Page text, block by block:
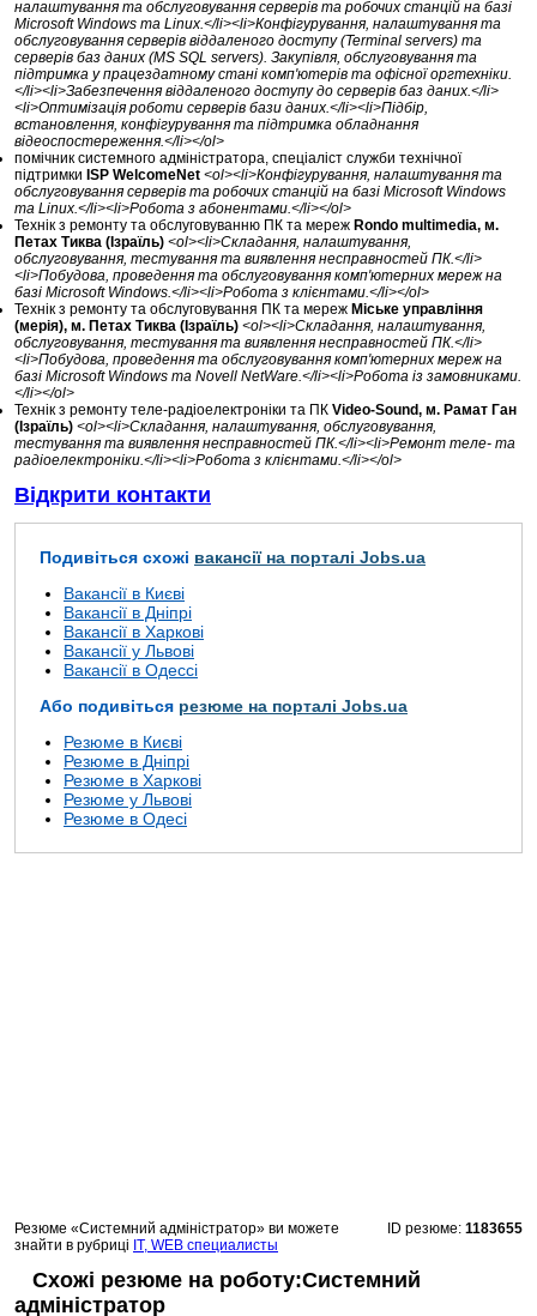
налаштування та обслуговування серверів та робочих станцій на базі
Microsoft Windows та Linux.</li><li>Конфігурування, налаштування та
обслуговування серверів віддаленого доступу (Terminal servers) та
серверів баз даних (MS SQL servers). Закупівля, обслуговування та
підтримка у працездатному стані комп'ютерів та офісної оргтехніки.
</li><li>Забезпечення віддаленого доступу до серверів баз даних.</li>
<li>Оптимізація роботи серверів бази даних.</li><li>Підбір,
встановлення, конфігурування та підтримка обладнання
відеоспостереження.</li></ol>
помічник системного адміністратора, спеціаліст служби технічної
підтримки ISP WelcomeNet <ol><li>Конфігурування, налаштування та
обслуговування серверів та робочих станцій на базі Microsoft Windows
та Linux.</li><li>Робота з абонентами.</li></ol>
Технік з ремонту та обслуговуванню ПК та мереж Rondo multimedia, м.
Петах Тиква (Ізраїль) <ol><li>Складання, налаштування,
обслуговування, тестування та виявлення несправностей ПК.</li>
<li>Побудова, проведення та обслуговування комп'ютерних мереж на
базі Microsoft Windows.</li><li>Робота з клієнтами.</li></ol>
Технік з ремонту та обслуговування ПК та мереж Міське управління
(мерія), м. Петах Тиква (Ізраїль) <ol><li>Складання, налаштування,
обслуговування, тестування та виявлення несправностей ПК.</li>
<li>Побудова, проведення та обслуговування комп'ютерних мереж на
базі Microsoft Windows та Novell NetWare.</li><li>Робота із замовниками.
</li></ol>
Технік з ремонту теле-радіоелектроніки та ПК Video-Sound, м. Рамат Ган
(Ізраїль) <ol><li>Складання, налаштування, обслуговування,
тестування та виявлення несправностей ПК.</li><li>Ремонт теле- та
радіоелектроніки.</li><li>Робота з клієнтами.</li></ol>
Відкрити контакти
Подивіться схожі вакансії на порталі Jobs.ua
Вакансії в Києві
Вакансії в Дніпрі
Вакансії в Харкові
Вакансії у Львові
Вакансії в Одессі
Або подивіться резюме на порталі Jobs.ua
Резюме в Києві
Резюме в Дніпрі
Резюме в Харкові
Резюме у Львові
Резюме в Одесі
Резюме «Системний адміністратор» ви можете
знайти в рубриці IT, WEB специалисты
ID резюме: 1183655
Схожі резюме на роботу:Системний
адміністратор